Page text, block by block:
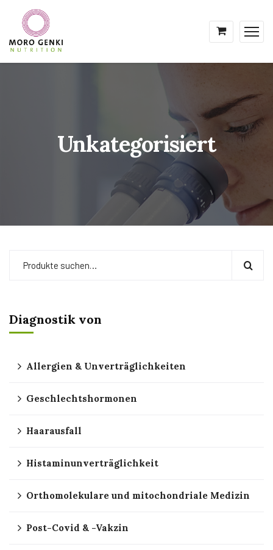
Unkategorisiert
Diagnostik von
Allergien & Unverträglichkeiten
Geschlechtshormonen
Haarausfall
Histaminunverträglichkeit
Orthomolekulare und mitochondriale Medizin
Post-Covid & -Vakzin